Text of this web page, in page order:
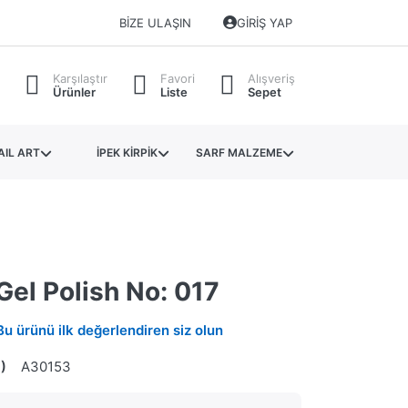
BIZE ULAŞIN GIRIŞ YAP
Karşılaştır
Ürünler
Favori
Liste
Alışveriş
Sepet
ART İPEK KİRPİK SARF MALZEME
Polish No: 017
ürünü ilk değerlendiren siz olun
A30153